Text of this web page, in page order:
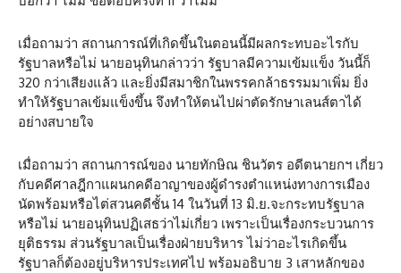
เมื่อถามว่า สถานการณ์ที่เกิดขึ้นในตอนนี้มีผลกระทบอะไรกับ
รัฐบาลหรือไม่ นายอนุทินกล่าวว่า รัฐบาลมีความเข้มแข็ง วันนี้ก็
320 กว่าเสียงแล้ว และยิ่งมีสมาชิกในพรรคกล้าธรรมมาเพิ่ม ยิ่ง
ทำให้รัฐบาลเข้มแข็งขึ้น จึงทำให้ตนไปผ่าตัดรักษาเลนส์ตาได้
อย่างสบายใจ
เมื่อถามว่า สถานการณ์ของ นายทักษิณ ชินวัตร อดีตนายกฯ เกี่ยว
กับคดีศาลฎีกาแผนกคดีอาญาของผู้ดำรงตำแหน่งทางการเมือง
นัดพร้อมหรือไต่สวนคดีชั้น 14 ในวันที่ 13 มิ.ย.จะกระทบรัฐบาล
หรือไม่ นายอนุทินปฏิเสธว่าไม่เกี่ยว เพราะเป็นเรื่องกระบวนการ
ยุติธรรม ส่วนรัฐบาลเป็นเรื่องฝ่ายบริหาร ไม่ว่าอะไรเกิดขึ้น
รัฐบาลก็ต้องอยู่บริหารประเทศไป พร้อมอธิบาย 3 เสาหลักของ